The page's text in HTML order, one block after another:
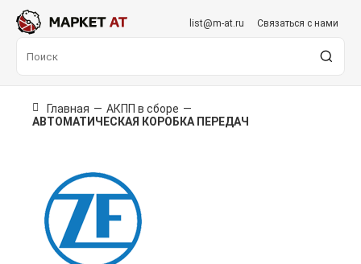
list@m-at.ru Связаться с нами
Главная — АКПП в сборе —
АВТОМАТИЧЕСКАЯ КОРОБКА ПЕРЕДАЧ